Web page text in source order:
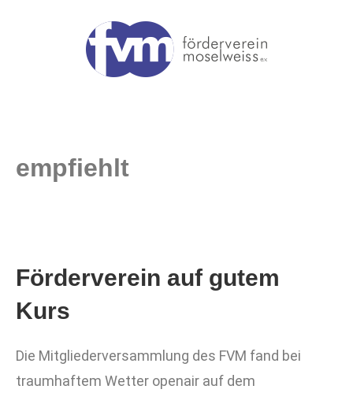
empfiehlt
Förderverein auf gutem
Kurs
Die Mitgliederversammlung des FVM fand bei
traumhaftem Wetter openair auf dem